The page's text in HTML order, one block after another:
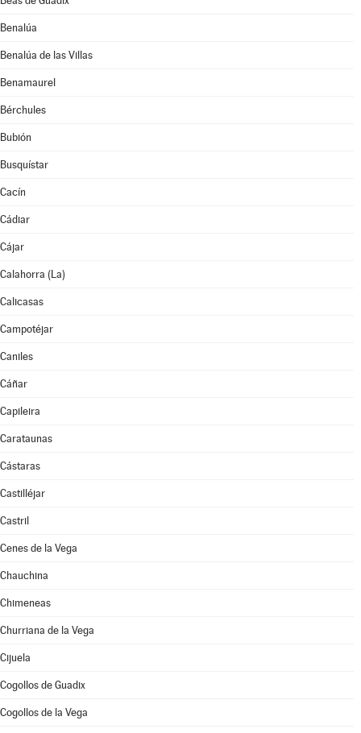
Benalúa
Benalúa de las Villas
Benamaurel
Bérchules
Bubión
Busquístar
Cacín
Cádiar
Cájar
Calahorra (La)
Calicasas
Campotéjar
Caniles
Cáñar
Capileira
Carataunas
Cástaras
Castilléjar
Castril
Cenes de la Vega
Chauchina
Chimeneas
Churriana de la Vega
Cijuela
Cogollos de Guadix
Cogollos de la Vega